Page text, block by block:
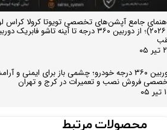
و ۲۰۲۶)؛ از دوربین ۳۶۰ درجه تا آینه
دوربین ۳۶۰ درجه خودرو؛ چشمی باز برای ایمنی
فروش نصب و تعمیرات در کرج و تهران
محصولات مرتبط